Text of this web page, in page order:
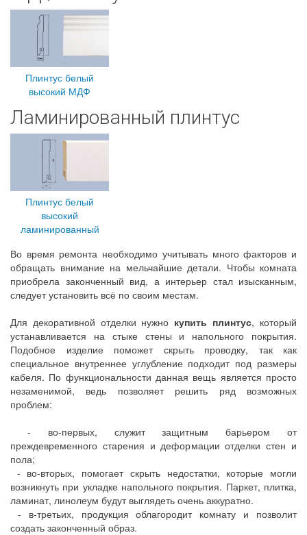
Плинтус белый
высокий МДФ
Ламинированный плинтус
Плинтус белый
высокий
ламинированный
Во время ремонта необходимо учитывать много факторов и
обращать внимание на мельчайшие детали. Чтобы комната
приобрела законченный вид, а интерьер стал изысканным,
следует установить всё по своим местам.
Для декоративной отделки нужно купить плинтус, который
устанавливается на стыке стены и напольного покрытия.
Подобное изделие поможет скрыть проводку, так как
специальное внутреннее углубление подходит под размеры
кабеля. По функциональности данная вещь является просто
незаменимой, ведь позволяет решить ряд возможных
проблем:
- во-первых, служит защитным барьером от
преждевременного старения и деформации отделки стен и
пола;
- во-вторых, помогает скрыть недостатки, которые могли
возникнуть при укладке напольного покрытия. Паркет, плитка,
ламинат, линолеум будут выглядеть очень аккуратно.
- в-третьих, продукция облагородит комнату и позволит
создать законченный образ.